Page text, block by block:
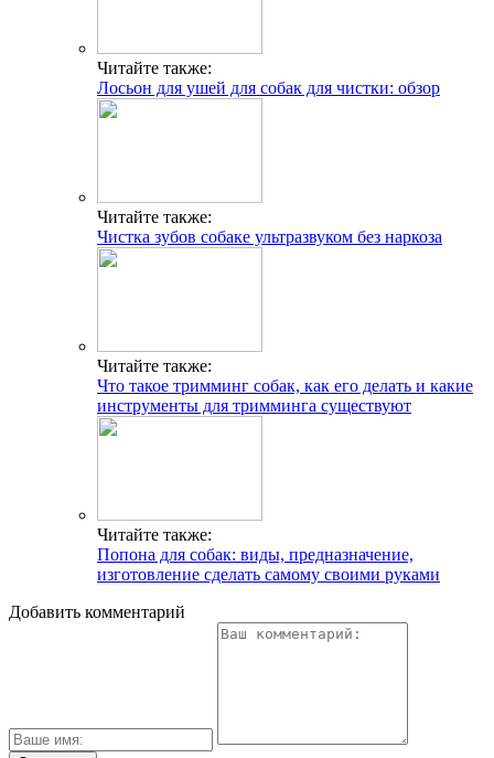
Читайте также:
Лосьон для ушей для собак для чистки: обзор
Читайте также:
Чистка зубов собаке ультразвуком без наркоза
Читайте также:
Что такое тримминг собак, как его делать и какие
инструменты для тримминга существуют
Читайте также:
Попона для собак: виды, предназначение,
изготовление сделать самому своими руками
Добавить комментарий